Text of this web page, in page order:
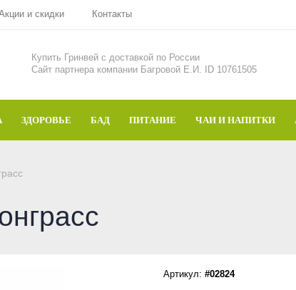
и скидки Контакты
Купить Гринвей c доставкой по России
Сайт партнера компании Багровой Е.И. ID 10761505
ЗДОРОВЬЕ БАД ПИТАНИЕ ЧАИ И НАПИТКИ
Артикул: #02824